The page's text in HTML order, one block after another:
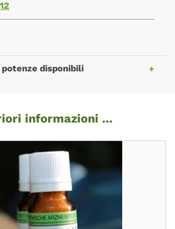
disponibili
informazioni ...